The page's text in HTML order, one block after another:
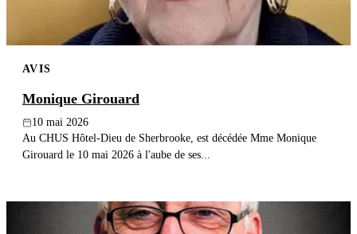
AVIS
Monique Girouard
10 mai 2026
Au CHUS Hôtel-Dieu de Sherbrooke, est décédée Mme Monique
Girouard le 10 mai 2026 à l'aube de ses...